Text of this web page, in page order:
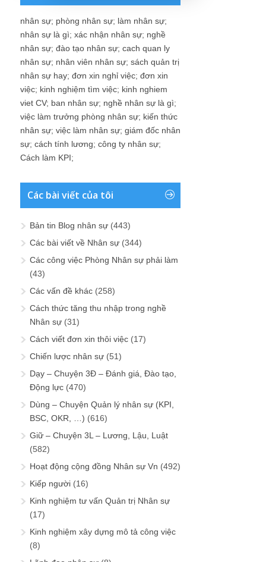
nhân sự; phòng nhân sự; làm nhân sự;
nhân sự là gì; xác nhận nhân sự; nghề
nhân sự; đào tạo nhân sự; cach quan ly
nhân sự; nhân viên nhân sự; sách quản trị
nhân sự hay; đơn xin nghỉ việc; đơn xin
việc; kinh nghiệm tìm việc; kinh nghiem
viet CV; ban nhân sự; nghề nhân sự là gì;
việc làm trưởng phòng nhân sự; kiến thức
nhân sự; việc làm nhân sự; giám đốc nhân
sự; cách tính lương; công ty nhân sự;
Cách làm KPI;
Các bài viết của tôi
Bản tin Blog nhân sự (443)
Các bài viết về Nhân sự (344)
Các công việc Phòng Nhân sự phải làm
(43)
Các vấn đề khác (258)
Cách thức tăng thu nhập trong nghề
Nhân sự (31)
Cách viết đơn xin thôi việc (17)
Chiến lược nhân sự (51)
Dạy – Chuyện 3Đ – Đánh giá, Đào tạo,
Động lực (470)
Dùng – Chuyện Quản lý nhân sự (KPI,
BSC, OKR, …) (616)
Giữ – Chuyện 3L – Lương, Lậu, Luật
(582)
Hoạt động cộng đồng Nhân sự Vn (492)
Kiếp người (16)
Kinh nghiệm tư vấn Quản trị Nhân sự
(17)
Kinh nghiệm xây dựng mô tả công việc
(8)